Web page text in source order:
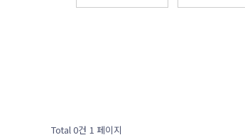
Total 0건 1 페이지